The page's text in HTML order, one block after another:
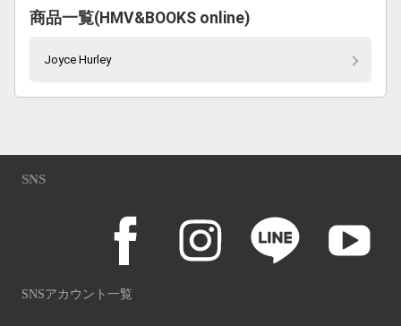
商品一覧(HMV&BOOKS online)
Joyce Hurley
SNS
SNSアカウント一覧